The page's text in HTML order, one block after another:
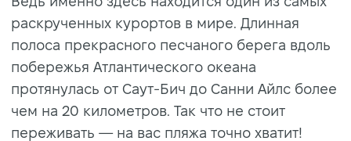
раскрученных курортов в мире. Длинная
полоса прекрасного песчаного берега вдоль
побережья Атлантического океана
протянулась от Саут-Бич до Санни Айлc более
чем на 20 километров. Так что не стоит
переживать — на вас пляжа точно хватит!